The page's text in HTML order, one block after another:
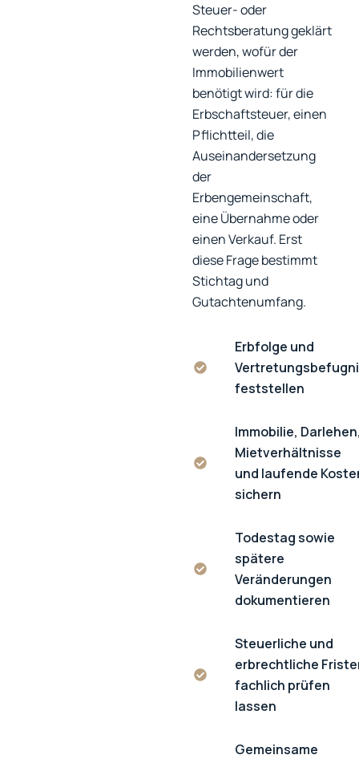
Steuer- oder
Rechtsberatung geklärt
werden, wofür der
Immobilienwert
benötigt wird: für die
Erbschaftsteuer, einen
Pflichtteil, die
Auseinandersetzung
der
Erbengemeinschaft,
eine Übernahme oder
einen Verkauf. Erst
diese Frage bestimmt
Stichtag und
Gutachtenumfang.
Erbfolge und
feststellen
Immobilie,
Mietverhältnisse
und laufende
sichern
Todestag sowie
spätere
Veränderungen
dokumentieren
Steuerliche und
erbrechtliche
fachlich prüfen
lassen
Gemeinsame